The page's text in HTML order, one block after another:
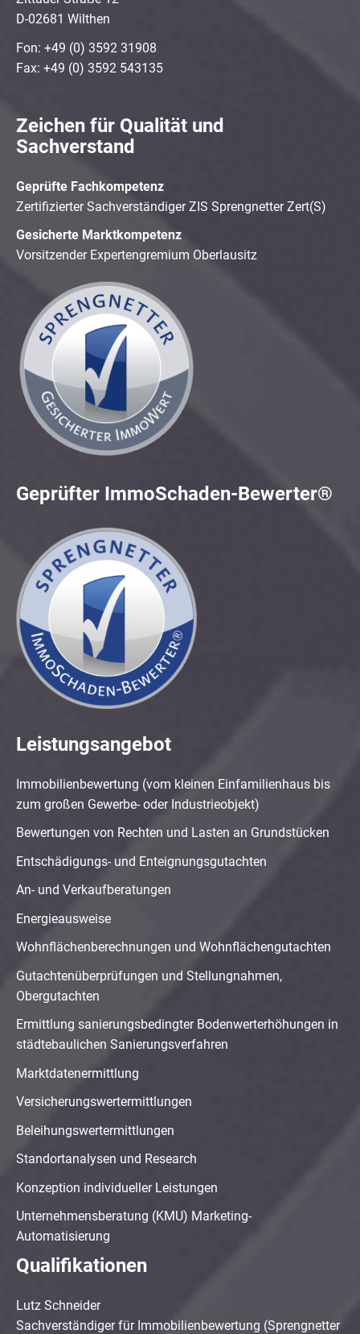
D-02681 Wilthen
Fon: +49 (0) 3592 31908
Fax: +49 (0) 3592 543135
Zeichen für Qualität und
Sachverstand
Geprüfte Fachkompetenz
Zertifizierter Sachverständiger ZIS Sprengnetter Zert(S)
Gesicherte Marktkompetenz
Vorsitzender Expertengremium Oberlausitz
Geprüfter ImmoSchaden-Bewerter®
Leistungsangebot
Immobilienbewertung (vom kleinen Einfamilienhaus bis
zum großen Gewerbe- oder Industrieobjekt)
Bewertungen von Rechten und Lasten an Grundstücken
Entschädigungs- und Enteignungsgutachten
An- und Verkaufberatungen
Energieausweise
Wohnflächenberechnungen und Wohnflächengutachten
Gutachtenüberprüfungen und Stellungnahmen,
Obergutachten
Ermittlung sanierungsbedingter Bodenwerterhöhungen in
städtebaulichen Sanierungsverfahren
Marktdatenermittlung
Versicherungswertermittlungen
Beleihungswertermittlungen
Standortanalysen und Research
Konzeption individueller Leistungen
Unternehmensberatung (KMU) Marketing-
Automatisierung
Qualifikationen
Lutz Schneider
Sachverständiger für Immobilienbewertung (Sprengnetter